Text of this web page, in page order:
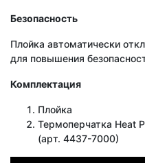
Безопасность
Плойка автоматически
для повышения
Комплектация
Плойка
Термоперчатка Heat
(арт. 4437-7000)